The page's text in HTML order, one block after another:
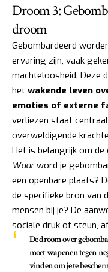
Droom 3:
droom
Gebombardeerd
ervaring zijn, vaak
machteloosheid. Deze
het wakende leven
emoties of externe
verliezen staat
overweldigende
Het is belangrijk om
Waarword je
een openbare plaats?
de specifieke bron van
mensen bij je? De
sociale druk of steun,
De droom over
moet wapenen tegen
vinden om je te